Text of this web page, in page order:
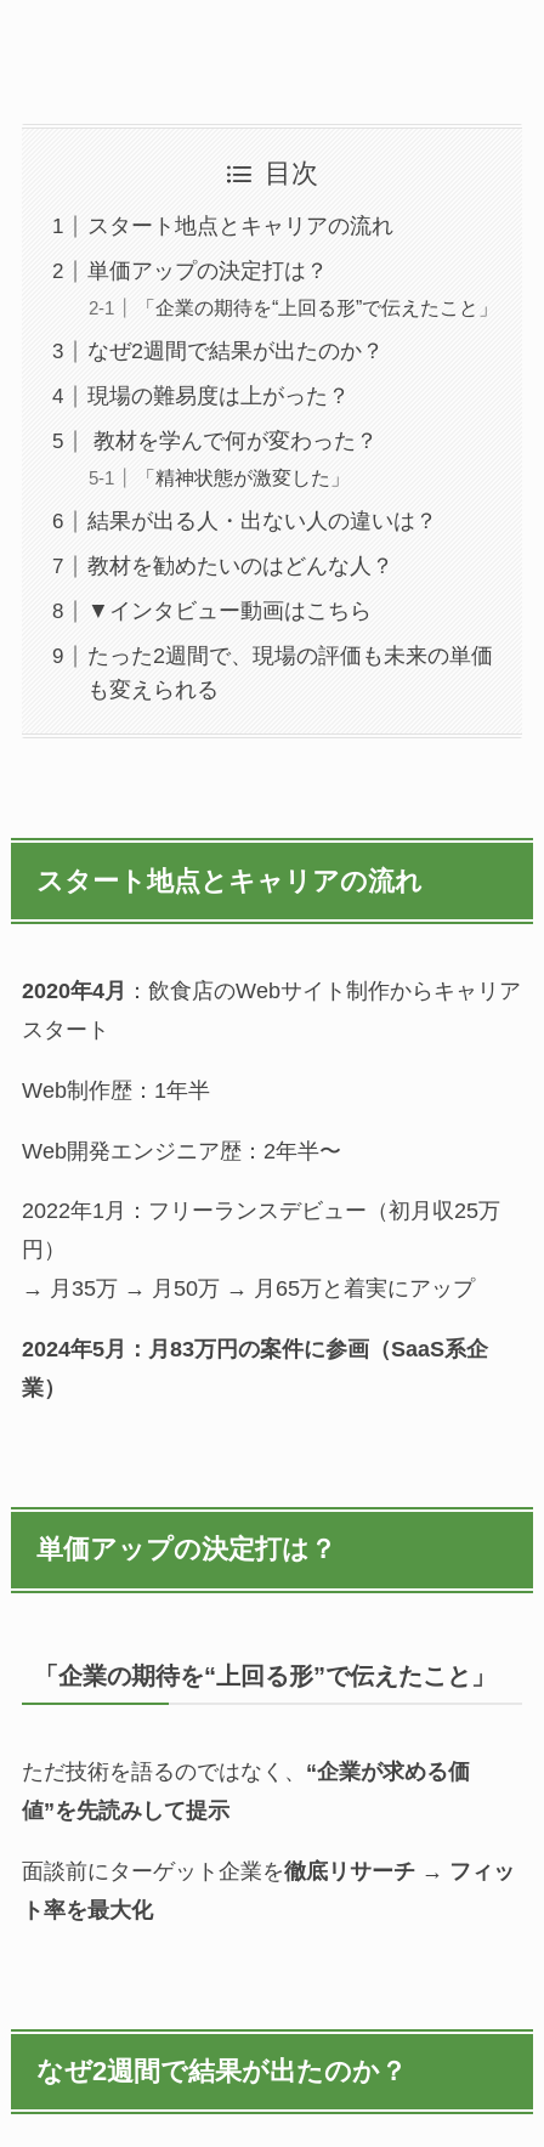
目次
スタート地点とキャリアの流れ
単価アップの決定打は？
「企業の期待を“上回る形”で伝えたこと」
なぜ2週間で結果が出たのか？
現場の難易度は上がった？
教材を学んで何が変わった？
「精神状態が激変した」
結果が出る人・出ない人の違いは？
教材を勧めたいのはどんな人？
▼インタビュー動画はこちら
たった2週間で、現場の評価も未来の単価
も変えられる
スタート地点とキャリアの流れ
2020年4月
：飲食店のWebサイト制作からキャリア
スタート
Web制作歴：1年半
Web開発エンジニア歴：2年半〜
2022年1月：フリーランスデビュー（初月収25万
円）
→ 月35万 → 月50万 → 月65万と着実にアップ
2024年5月：月83万円の案件に参画（SaaS系企
業）
単価アップの決定打は？
「企業の期待を“上回る形”で伝えたこと」
ただ技術を語るのではなく、 “企業が求める価
値”を先読みして提示
面談前にターゲット企業を徹底リサーチ → フィッ
ト率を最大化
なぜ2週間で結果が出たのか？